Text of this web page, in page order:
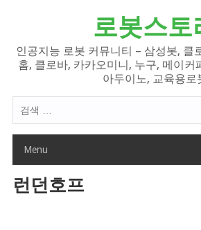
로봇스토
인공지능 로봇 커뮤니티 – 삼성봇, 클
홈, 클로바, 카카오미니, 누구, 메이커
아두이노, 교육용로
색
Menu
런던호프